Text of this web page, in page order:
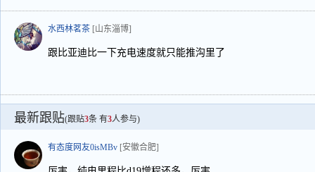
水西林茗茶 [山东淄博]
跟比亚迪比一下充电速度就只能推沟里了
最新跟贴(跟贴3条 有3人参与)
有态度网友0isMBv [安徽合肥]